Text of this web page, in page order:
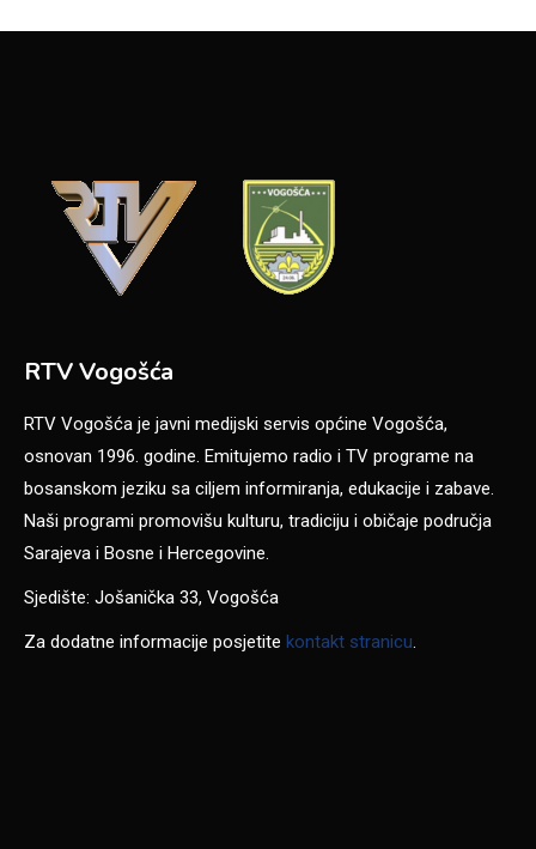
RTV Vogošća
RTV Vogošća je javni medijski servis općine Vogošća,
osnovan 1996. godine. Emitujemo radio i TV programe na
bosanskom jeziku sa ciljem informiranja, edukacije i zabave.
Naši programi promovišu kulturu, tradiciju i običaje područja
Sarajeva i Bosne i Hercegovine.
Sjedište: Jošanička 33, Vogošća
Za dodatne informacije posjetite kontakt stranicu.